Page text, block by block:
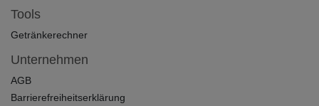
Tools
Getränkerechner
Unternehmen
AGB
Barrierefreiheitserklärung